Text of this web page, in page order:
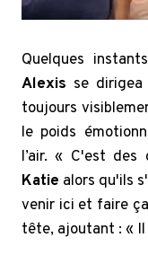
Quelques
Alexis se
toujours
le poids
l’air. « C'est des
Katie alors qu'ils
venir ici et faire
tête, ajoutant : «